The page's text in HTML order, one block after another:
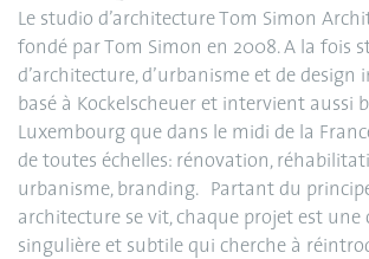
Le studio d’architecture Tom Simon
fondé par Tom Simon en 2008. A la fois
d’architecture, d’urbanisme et de design
basé à Kockelscheuer et intervient aussi
Luxembourg que dans le midi de la
de toutes échelles: rénovation,
urbanisme, branding. Partant du
architecture se vit, chaque projet est une
singulière et subtile qui cherche à